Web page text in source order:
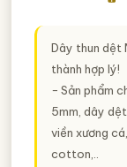
Dây thun dệt
thành hợp lý!
− Sản phẩm
5mm, dây
viền xương
cotton,..